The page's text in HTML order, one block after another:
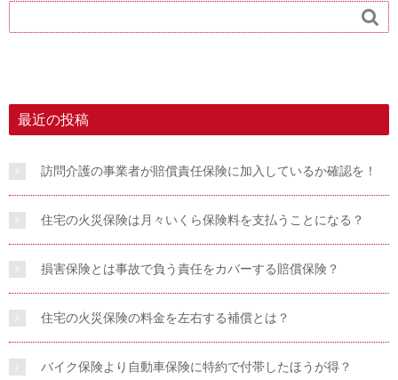

最近の投稿
訪問介護の事業者が賠償責任保険に加入しているか確認を！
住宅の火災保険は月々いくら保険料を支払うことになる？
損害保険とは事故で負う責任をカバーする賠償保険？
住宅の火災保険の料金を左右する補償とは？
バイク保険より自動車保険に特約で付帯したほうが得？